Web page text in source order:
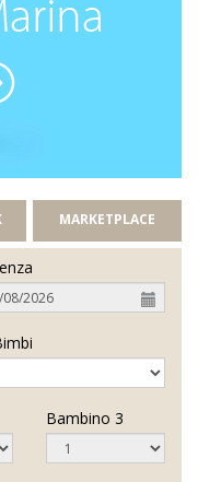
MARKETPLACE
Bambino 3